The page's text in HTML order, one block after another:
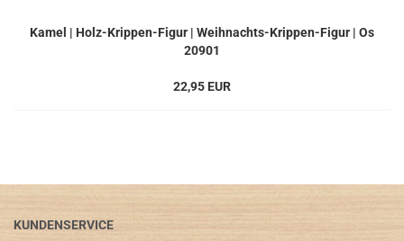
Kamel | Holz-Krippen-Figur | Weihnachts-Krippen-Figur | Os
20901
22,95 EUR
KUNDENSERVICE